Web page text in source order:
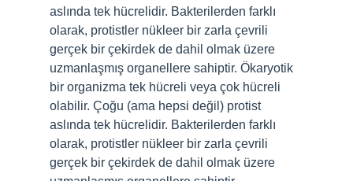
aslında tek hücrelidir. Bakterilerden farklı
olarak, protistler nükleer bir zarla çevrili
gerçek bir çekirdek de dahil olmak üzere
uzmanlaşmış organellere sahiptir. Ökaryotik
bir organizma tek hücreli veya çok hücreli
olabilir. Çoğu (ama hepsi değil) protist
aslında tek hücrelidir. Bakterilerden farklı
olarak, protistler nükleer bir zarla çevrili
gerçek bir çekirdek de dahil olmak üzere